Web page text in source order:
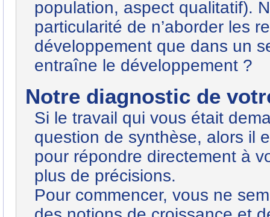
population, aspect qualitatif).
particularité de n’aborder les
développement que dans un
entraîne le développement ?
Notre diagnostic de
Si le travail qui vous était
question de synthèse, alors il
pour répondre directement à
plus de précisions.
Pour commencer, vous ne